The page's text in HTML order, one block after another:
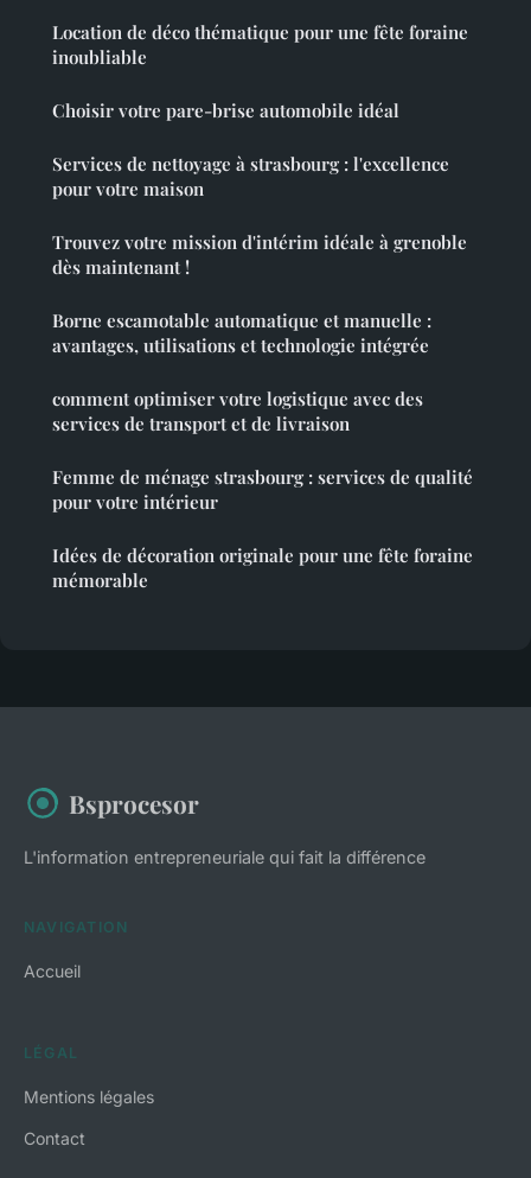
Location de déco thématique pour une fête foraine
inoubliable
Choisir votre pare-brise automobile idéal
Services de nettoyage à strasbourg : l'excellence
pour votre maison
Trouvez votre mission d'intérim idéale à grenoble
dès maintenant !
Borne escamotable automatique et manuelle :
avantages, utilisations et technologie intégrée
comment optimiser votre logistique avec des
services de transport et de livraison
Femme de ménage strasbourg : services de qualité
pour votre intérieur
Idées de décoration originale pour une fête foraine
mémorable
Bsprocesor
L'information entrepreneuriale qui fait la différence
NAVIGATION
Accueil
LÉGAL
Mentions légales
Contact